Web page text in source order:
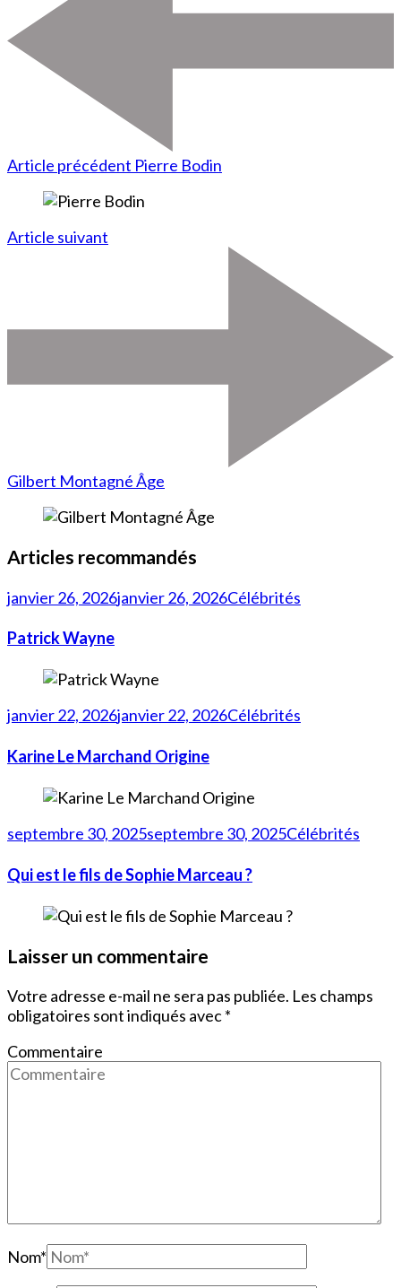
Article précédent Pierre Bodin
Article suivant
Gilbert Montagné Âge
Articles recommandés
janvier 26, 2026janvier 26, 2026Célébrités
Patrick Wayne
janvier 22, 2026janvier 22, 2026Célébrités
Karine Le Marchand Origine
septembre 30, 2025septembre 30, 2025Célébrités
Qui est le fils de Sophie Marceau ?
Laisser un commentaire
Votre adresse e-mail ne sera pas publiée. Les champs
obligatoires sont indiqués avec*
Commentaire
Nom*